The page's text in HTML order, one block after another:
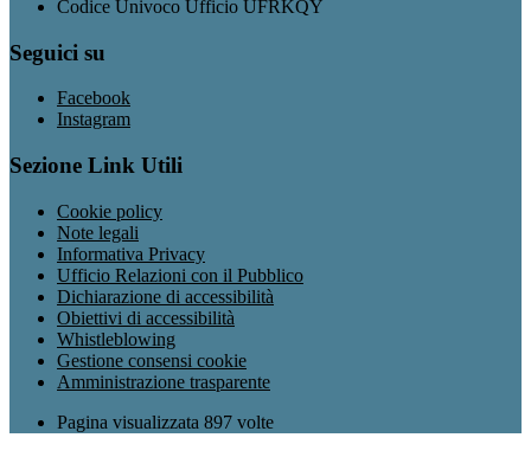
Codice Univoco Ufficio UFRKQY
Seguici su
Facebook
Instagram
Sezione Link Utili
Cookie policy
Note legali
Informativa Privacy
Ufficio Relazioni con il Pubblico
Dichiarazione di accessibilità
Obiettivi di accessibilità
Whistleblowing
Gestione consensi cookie
Amministrazione trasparente
Pagina visualizzata 897 volte